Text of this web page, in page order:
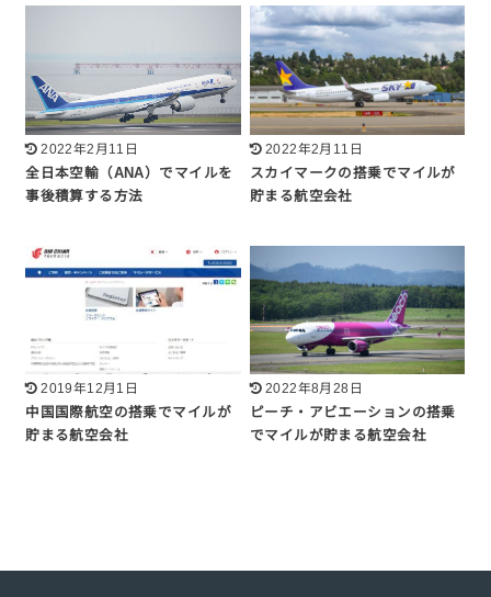
2022年2月11日
全日本空輸（ANA）でマイルを
事後積算する方法
2022年2月11日
スカイマークの搭乗でマイルが
貯まる航空会社
2019年12月1日
中国国際航空の搭乗でマイルが
貯まる航空会社
2022年8月28日
ピーチ・アビエーションの搭乗
でマイルが貯まる航空会社